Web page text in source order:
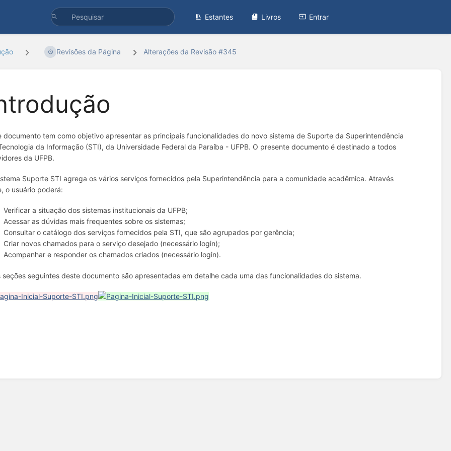
Estantes Livros Entrar
Revisões da Página Alterações da Revisão #345
documento tem como objetivo apresentar as principais funcionalidades do novo sistema de Suporte da Superintendência
da Informação (STI), da Universidade Federal da Paraíba - UFPB. O presente documento é destinado a todos
da UFPB.
Suporte STI agrega os vários serviços fornecidos pela Superintendência para a comunidade acadêmica. Através
o usuário poderá:
Verificar a situação dos sistemas institucionais da UFPB;
Acessar as dúvidas mais frequentes sobre os sistemas;
Consultar o catálogo dos serviços fornecidos pela STI, que são agrupados por gerência;
Criar novos chamados para o serviço desejado (necessário login);
Acompanhar e responder os chamados criados (necessário login).
seções seguintes deste documento são apresentadas em detalhe cada uma das funcionalidades do sistema.